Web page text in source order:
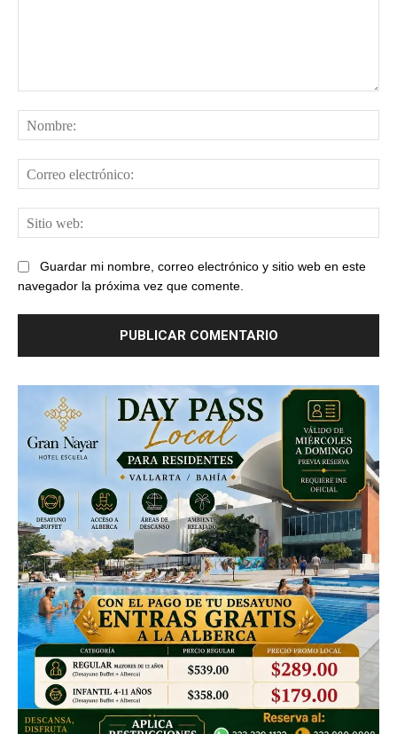
Guardar mi nombre, correo electrónico y sitio web en este
navegador la próxima vez que comente.